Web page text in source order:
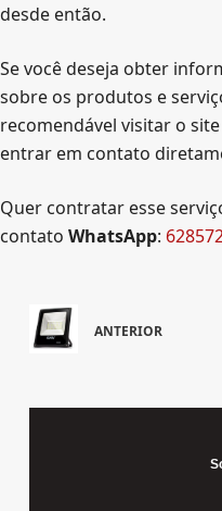
desde então.
Se você deseja obter
sobre os produtos e
recomendável visitar o
entrar em contato
Quer contratar esse
contato WhatsApp:
ANTERIOR